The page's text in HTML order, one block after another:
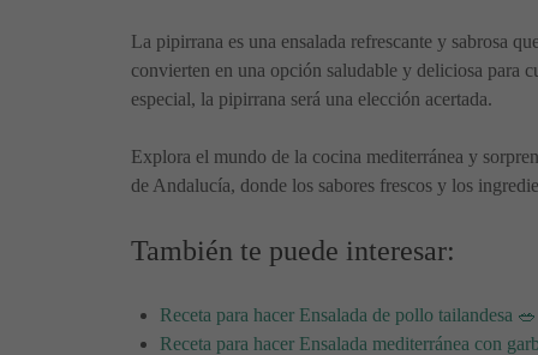
La pipirrana es una ensalada refrescante y sabrosa
convierten en una opción saludable y deliciosa para
especial, la pipirrana será una elección acertada.
Explora el mundo de la cocina mediterránea y
de Andalucía, donde los sabores frescos y los
También te puede interesar:
Receta para hacer Ensalada de pollo tailandesa 🥗
Receta para hacer Ensalada mediterránea con